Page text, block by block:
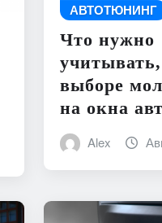
АВТОТЮНИНГ
Что нужно
выборе
на окна
Alex